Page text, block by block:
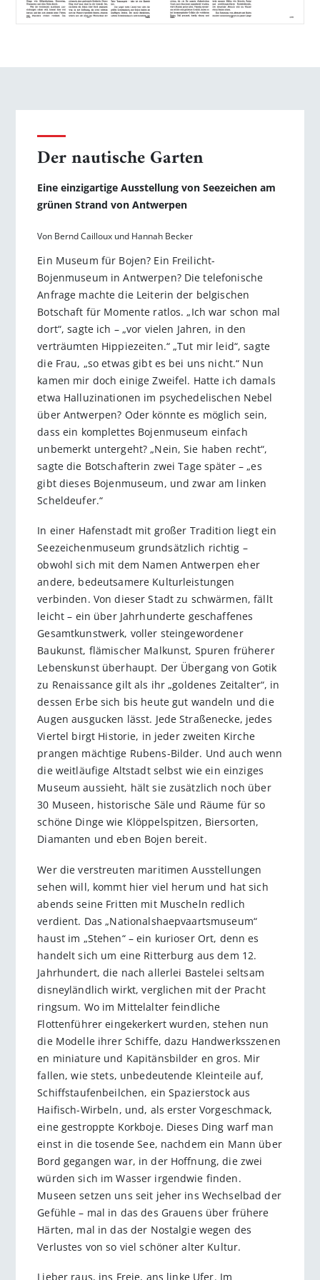
Der nautische Garten
Eine einzigartige Ausstellung von Seezeichen am
grünen Strand von Antwerpen
Von Bernd Cailloux und Hannah Becker
Ein Museum für Bojen? Ein Freilicht-
Bojenmuseum in Antwerpen? Die telefonische
Anfrage machte die Leiterin der belgischen
Botschaft für Momente ratlos. „Ich war schon mal
dort“, sagte ich – „vor vielen Jahren, in den
verträumten Hippiezeiten.“ „Tut mir leid“, sagte
die Frau, „so etwas gibt es bei uns nicht.“ Nun
kamen mir doch einige Zweifel. Hatte ich damals
etwa Halluzinationen im psychedelischen Nebel
über Antwerpen? Oder könnte es möglich sein,
dass ein komplettes Bojenmuseum einfach
unbemerkt untergeht? „Nein, Sie haben recht“,
sagte die Botschafterin zwei Tage später – „es
gibt dieses Bojenmuseum, und zwar am linken
Scheldeufer.“
In einer Hafenstadt mit großer Tradition liegt ein
Seezeichenmuseum grundsätzlich richtig –
obwohl sich mit dem Namen Antwerpen eher
andere, bedeutsamere Kulturleistungen
verbinden. Von dieser Stadt zu schwärmen, fällt
leicht – ein über Jahrhunderte geschaffenes
Gesamtkunstwerk, voller steingewordener
Baukunst, flämischer Malkunst, Spuren früherer
Lebenskunst überhaupt. Der Übergang von Gotik
zu Renaissance gilt als ihr „goldenes Zeitalter“, in
dessen Erbe sich bis heute gut wandeln und die
Augen ausgucken lässt. Jede Straßenecke, jedes
Viertel birgt Historie, in jeder zweiten Kirche
prangen mächtige Rubens-Bilder. Und auch wenn
die weitläufige Altstadt selbst wie ein einziges
Museum aussieht, hält sie zusätzlich noch über
30 Museen, historische Säle und Räume für so
schöne Dinge wie Klöppelspitzen, Biersorten,
Diamanten und eben Bojen bereit.
Wer die verstreuten maritimen Ausstellungen
sehen will, kommt hier viel herum und hat sich
abends seine Fritten mit Muscheln redlich
verdient. Das „Nationalshaepvaartsmuseum“
haust im „Stehen“ – ein kurioser Ort, denn es
handelt sich um eine Ritterburg aus dem 12.
Jahrhundert, die nach allerlei Bastelei seltsam
disneyländlich wirkt, verglichen mit der Pracht
ringsum. Wo im Mittelalter feindliche
Flottenführer eingekerkert wurden, stehen nun
die Modelle ihrer Schiffe, dazu Handwerksszenen
en miniature und Kapitänsbilder en gros. Mir
fallen, wie stets, unbedeutende Kleinteile auf,
Schiffstaufenbeilchen, ein Spazierstock aus
Haifisch-Wirbeln, und, als erster Vorgeschmack,
eine gestroppte Korkboje. Dieses Ding warf man
einst in die tosende See, nachdem ein Mann über
Bord gegangen war, in der Hoffnung, die zwei
würden sich im Wasser irgendwie finden.
Museen setzen uns seit jeher ins Wechselbad der
Gefühle – mal in das des Grauens über frühere
Härten, mal in das der Nostalgie wegen des
Verlustes von so viel schöner alter Kultur.
Lieber raus, ins Freie, ans linke Ufer. Im